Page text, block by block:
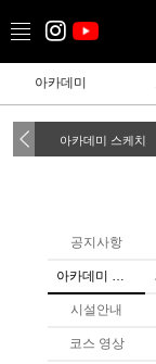
아카데미
아카데미 스케치
공지사항
아카데미 스케치
시설안내
코스 영상